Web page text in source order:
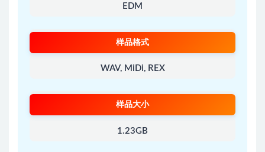
EDM
样品格式
WAV, MiDi, REX
样品大小
1.23GB